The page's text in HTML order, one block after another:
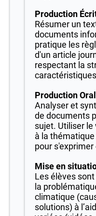
Production
Résumer un
documents
pratique les
d'un article
respectant la
Production
Analyser et
de documents
sujet. Utiliser
à la
pour
Mise en
Les élèves
la
climatique
solutions) à